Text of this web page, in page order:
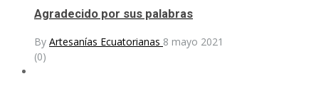
Agradecido por sus palabras
By Artesanías Ecuatorianas 8 mayo 2021
(0)